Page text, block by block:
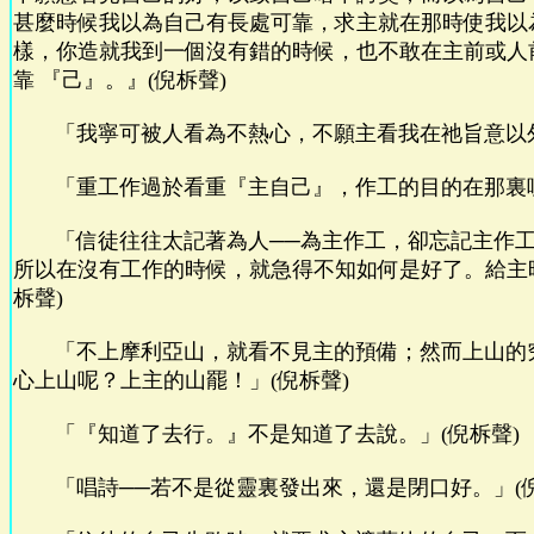
甚麼時候我以為自己有長處可靠，求主就在那時使我
樣，你造就我到一個沒有錯的時候，也不敢在主前或
靠 『己』。』(倪柝聲)
「我寧可被人看為不熱心，不願主看我在祂旨意以
「重工作過於看重『主自己』，作工的目的在那裏
「信徒往往太記著為人──為主作工，卻忘記主作
所以在沒有工作的時候，就急得不知如何是好了。給
柝聲)
「不上摩利亞山，就看不見主的預備；然而上山的
心上山呢？上主的山罷！」(倪柝聲)
「『知道了去行。』不是知道了去說。」(倪柝聲)
「唱詩──若不是從靈裏發出來，還是閉口好。」(